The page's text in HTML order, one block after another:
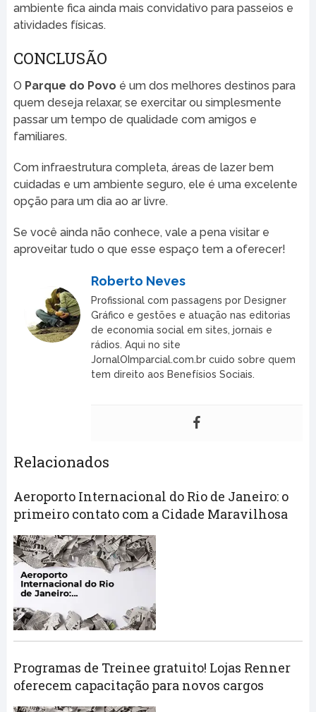
ambiente fica ainda mais convidativo para passeios e
atividades físicas.
CONCLUSÃO
O Parque do Povo é um dos melhores destinos para
quem deseja relaxar, se exercitar ou simplesmente
passar um tempo de qualidade com amigos e
familiares.
Com infraestrutura completa, áreas de lazer bem
cuidadas e um ambiente seguro, ele é uma excelente
opção para um dia ao ar livre.
Se você ainda não conhece, vale a pena visitar e
aproveitar tudo o que esse espaço tem a oferecer!
Roberto Neves
Profissional com passagens por Designer
Gráfico e gestões e atuação nas editorias
de economia social em sites, jornais e
rádios. Aqui no site
JornalOImparcial.com.br cuido sobre quem
tem direito aos Benefísios Sociais.
Relacionados
Aeroporto Internacional do Rio de Janeiro: o
primeiro contato com a Cidade Maravilhosa
Programas de Treinee gratuito! Lojas Renner
oferecem capacitação para novos cargos